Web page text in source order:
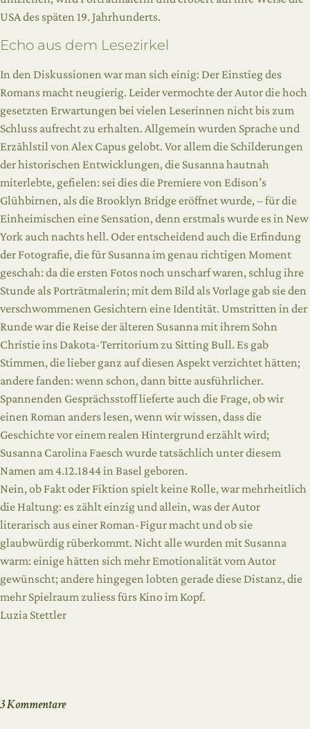
USA des späten 19. Jahrhunderts.
Echo aus dem Lesezirkel
In den Diskussionen war man sich einig: Der Einstieg des
Romans macht neugierig. Leider vermochte der Autor die hoch
gesetzten Erwartungen bei vielen Leserinnen nicht bis zum
Schluss aufrecht zu erhalten. Allgemein wurden Sprache und
Erzählstil von Alex Capus gelobt. Vor allem die Schilderungen
der historischen Entwicklungen, die Susanna hautnah
miterlebte, gefielen: sei dies die Premiere von Edison’s
Glühbirnen, als die Brooklyn Bridge eröffnet wurde, – für die
Einheimischen eine Sensation, denn erstmals wurde es in New
York auch nachts hell. Oder entscheidend auch die Erfindung
der Fotografie, die für Susanna im genau richtigen Moment
geschah: da die ersten Fotos noch unscharf waren, schlug ihre
Stunde als Porträtmalerin; mit dem Bild als Vorlage gab sie den
verschwommenen Gesichtern eine Identität. Umstritten in der
Runde war die Reise der älteren Susanna mit ihrem Sohn
Christie ins Dakota-Territorium zu Sitting Bull. Es gab
Stimmen, die lieber ganz auf diesen Aspekt verzichtet hätten;
andere fanden: wenn schon, dann bitte ausführlicher.
Spannenden Gesprächsstoff lieferte auch die Frage, ob wir
einen Roman anders lesen, wenn wir wissen, dass die
Geschichte vor einem realen Hintergrund erzählt wird;
Susanna Carolina Faesch wurde tatsächlich unter diesem
Namen am 4.12.1844 in Basel geboren.
Nein, ob Fakt oder Fiktion spielt keine Rolle, war mehrheitlich
die Haltung: es zählt einzig und allein, was der Autor
literarisch aus einer Roman-Figur macht und ob sie
glaubwürdig rüberkommt. Nicht alle wurden mit Susanna
warm: einige hätten sich mehr Emotionalität vom Autor
gewünscht; andere hingegen lobten gerade diese Distanz, die
mehr Spielraum zuliess fürs Kino im Kopf.
Luzia Stettler
3 Kommentare